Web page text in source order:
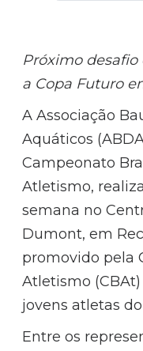
Próximo
a Copa Futuro
A Associação
Aquáticos
Campeonato
Atletismo,
semana no
Dumont, em
promovido pela
Atletismo
jovens atletas
Entre os